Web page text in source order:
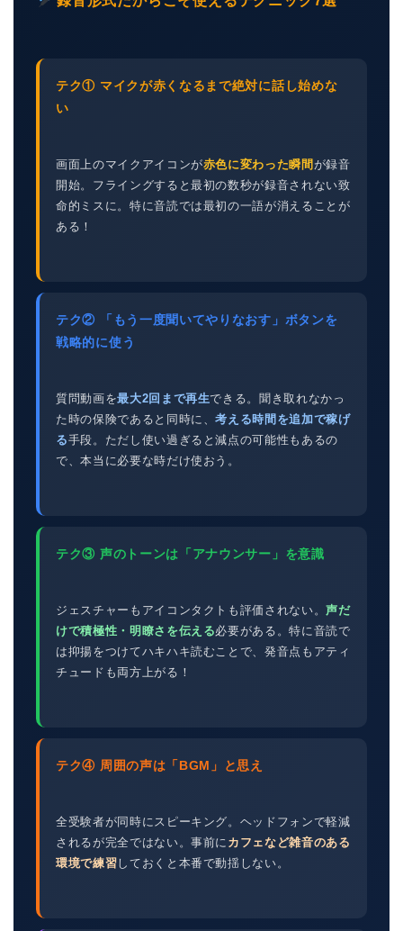
テク① マイクが赤くなるまで絶対に話し始めな
い
画面上のマイクアイコンが赤色に変わった瞬間 が録音
開始。フライングすると最初の数秒が録音されない致
命的ミスに。特に音読では最初の一語が消えることが
ある！
テク② 「もう一度聞いてやりなおす」ボタンを
戦略的に使う
質問動画を最大2回まで再生できる。聞き取れなかっ
た時の保険であると同時に、考える時間を追加で稼げ
る手段。ただし使い過ぎると減点の可能性もあるの
で、本当に必要な時だけ使おう。
テク③ 声のトーンは「アナウンサー」を意識
ジェスチャーもアイコンタクトも評価されない。声だ
けで積極性・明瞭さを伝える必要がある。特に音読で
は抑揚をつけてハキハキ読むことで、発音点もアティ
チュードも両方上がる！
テク④ 周囲の声は「BGM」と思え
全受験者が同時にスピーキング。ヘッドフォンで軽減
されるが完全ではない。事前に カフェなど雑音のある
環境で練習しておくと本番で動揺しない。